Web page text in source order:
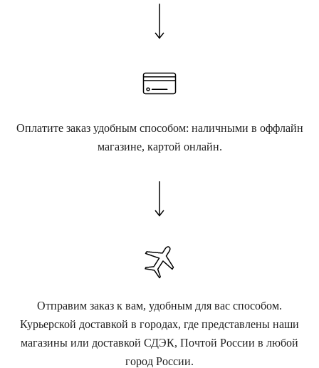
Оплатите заказ удобным способом: наличными в оффлайн
магазине, картой онлайн.
Отправим заказ к вам, удобным для вас способом.
Курьерской доставкой в городах, где представлены наши
магазины или доставкой СДЭК, Почтой России в любой
город России.